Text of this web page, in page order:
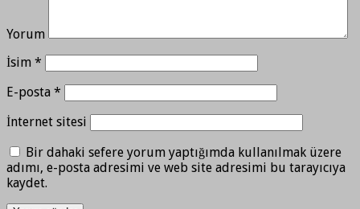
Yorum
İsim *
E-posta *
İnternet sitesi
Bir dahaki sefere yorum yaptığımda kullanılmak üzere
adımı, e-posta adresimi ve web site adresimi bu tarayıcıya
kaydet.